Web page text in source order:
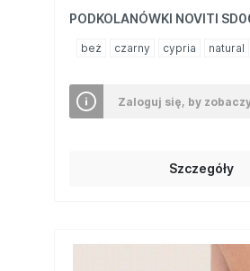
PODKOLANÓWKI NOVITI
beż czarny cypria natural
Zaloguj się, by
Szczegóły